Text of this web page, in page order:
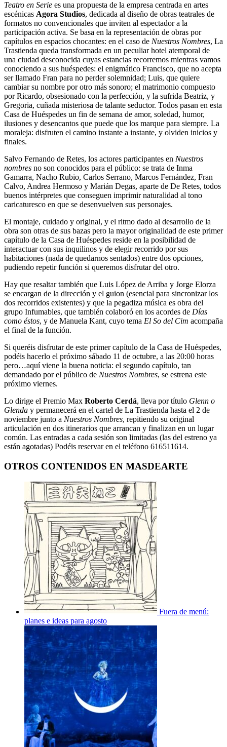
Teatro en Serie es una propuesta de la empresa centrada en artes
escénicas Agora Studios, dedicada al diseño de obras teatrales de
formatos no convencionales que inviten al espectador a la
participación activa. Se basa en la representación de obras por
capítulos en espacios chocantes: en el caso de Nuestros Nombres, La
Trastienda queda transformada en un peculiar hotel atemporal de
una ciudad desconocida cuyas estancias recorremos mientras vamos
conociendo a sus huéspedes: el enigmático Francisco, que no acepta
ser llamado Fran para no perder solemnidad; Luis, que quiere
cambiar su nombre por otro más sonoro; el matrimonio compuesto
por Ricardo, obsesionado con la perfección, y la sufrida Beatriz, y
Gregoria, cuñada misteriosa de talante seductor. Todos pasan en esta
Casa de Huéspedes un fin de semana de amor, soledad, humor,
ilusiones y desencantos que puede que los marque para siempre. La
moraleja: disfruten el camino instante a instante, y olviden inicios y
finales.
Salvo Fernando de Retes, los actores participantes en Nuestros
nombres no son conocidos para el público: se trata de Inma
Gamarra, Nacho Rubio, Carlos Serrano, Marcos Fernández, Fran
Calvo, Andrea Hermoso y Marián Degas, aparte de De Retes, todos
buenos intérpretes que conseguen imprimir naturalidad al tono
caricaturesco en que se desenvuelven sus personajes.
El montaje, cuidado y original, y el ritmo dado al desarrollo de la
obra son otras de sus bazas pero la mayor originalidad de este primer
capítulo de la Casa de Huéspedes reside en la posibilidad de
interactuar con sus inquilinos y de elegir recorrido por sus
habitaciones (nada de quedarnos sentados) entre dos opciones,
pudiendo repetir función si queremos disfrutar del otro.
Hay que resaltar también que Luis López de Arriba y Jorge Elorza
se encargan de la dirección y el guion (esencial para sincronizar los
dos recorridos existentes) y que la pegadiza música es obra del
grupo Infumables, que también colaboró en los acordes de Días
como éstos, y de Manuela Kant, cuyo tema El So del Cim acompaña
el final de la función.
Si queréis disfrutar de este primer capítulo de la Casa de Huéspedes,
podéis hacerlo el próximo sábado 11 de octubre, a las 20:00 horas
pero…aquí viene la buena noticia: el segundo capítulo, tan
demandado por el público de Nuestros Nombres, se estrena este
próximo viernes.
Lo dirige el Premio Max Roberto Cerdá, lleva por título Glenn o
Glenda y permanecerá en el cartel de La Trastienda hasta el 2 de
noviembre junto a Nuestros Nombres, repitiendo su original
articulación en dos itinerarios que arrancan y finalizan en un lugar
común. Las entradas a cada sesión son limitadas (las del estreno ya
están agotadas) Podéis reservar en el teléfono 616511614.
OTROS CONTENIDOS EN MASDEARTE
Fuera de menú:
planes e ideas para agosto